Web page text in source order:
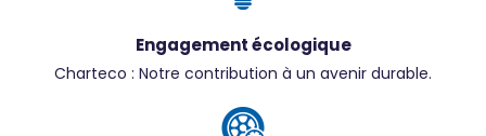
Engagement écologique
Charteco : Notre contribution à un avenir durable.